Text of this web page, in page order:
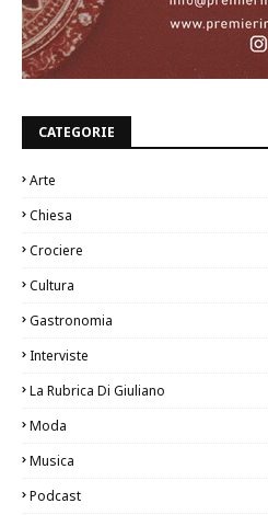
CATEGORIE
Arte
Chiesa
Crociere
Cultura
Gastronomia
Interviste
La Rubrica Di Giuliano
Moda
Musica
Podcast